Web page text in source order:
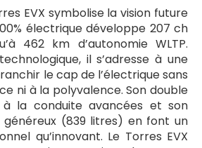
EVX symbolise la vision future
électrique développe 207 ch
462 km d’autonomie WLTP.
il s’adresse à une
le cap de l’électrique sans
ni à la polyvalence. Son double
à la conduite avancées et son
(839 litres) en font un
qu’innovant. Le Torres EVX